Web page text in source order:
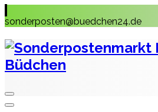
to
sonderposten@buedchen24.de